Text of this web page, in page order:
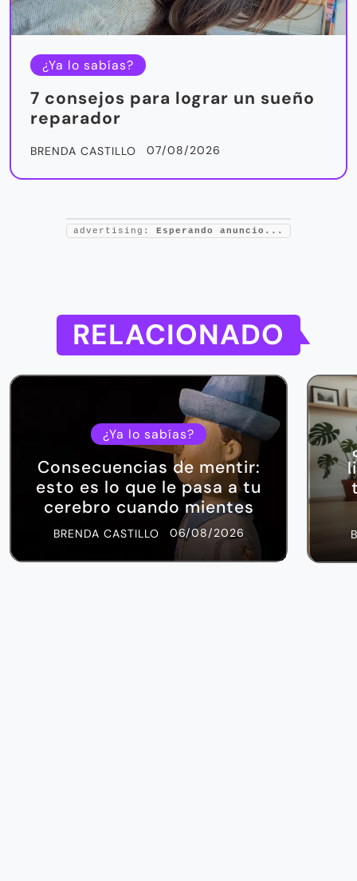
¿Ya lo sabías?
7 consejos para lograr un sueño
reparador
BRENDA CASTILLO 07/08/2026
advertising: Esperando anuncio...
RELACIONADO
¿Ya lo sabías?
Consecuencias de mentir:
esto es lo que le pasa a tu
cerebro cuando mientes
BRENDA CASTILLO 06/08/2026